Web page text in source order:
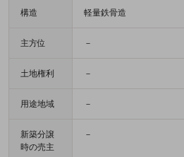
構造 軽量鉄骨造
主方位 －
土地権利 －
用途地域 －
新築分譲
時の売主
－